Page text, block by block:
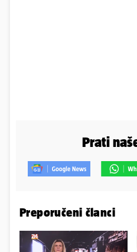
Prati
Preporučeni članci